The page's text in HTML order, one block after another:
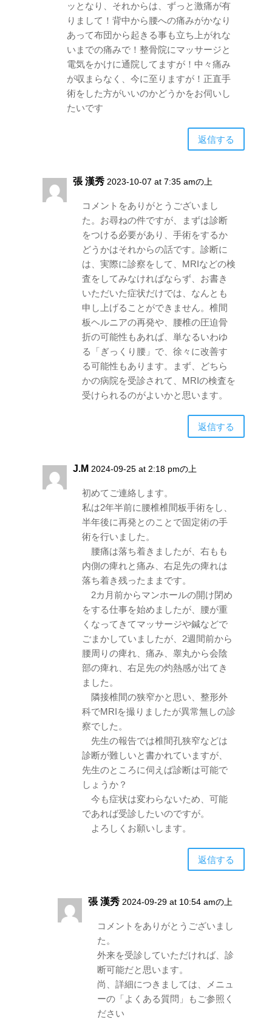
ッとなり、それからは、ずっと激痛が有
りまして！背中から腰への痛みがかなり
あって布団から起きる事も立ち上がれな
いまでの痛みで！整骨院にマッサージと
電気をかけに通院してますが！中々痛み
が収まらなく、今に至りますが！正直手
術をした方がいいのかどうかをお伺いし
たいです
返信する
張 漢秀 2023-10-07 at 7:35 amの上
コメントをありがとうございまし
た。お尋ねの件ですが、まずは診断
をつける必要があり、手術をするか
どうかはそれからの話です。診断に
は、実際に診察をして、MRIなどの検
査をしてみなければならず、お書き
いただいた症状だけでは、なんとも
申し上げることができません。椎間
板ヘルニアの再発や、腰椎の圧迫骨
折の可能性もあれば、単なるいわゆ
る「ぎっくり腰」で、徐々に改善す
る可能性もあります。まず、どちら
かの病院を受診されて、MRIの検査を
受けられるのがよいかと思います。
返信する
J.M 2024-09-25 at 2:18 pmの上
初めてご連絡します。
私は2年半前に腰椎椎間板手術をし、
半年後に再発とのことで固定術の手
術を行いました。
腰痛は落ち着きましたが、右もも
内側の痺れと痛み、右足先の痺れは
落ち着き残ったままです。
2カ月前からマンホールの開け閉め
をする仕事を始めましたが、腰が重
くなってきてマッサージや鍼などで
ごまかしていましたが、2週間前から
腰周りの痺れ、痛み、睾丸から会陰
部の痺れ、右足先の灼熱感が出てき
ました。
隣接椎間の狭窄かと思い、整形外
科でMRIを撮りましたが異常無しの診
察でした。
先生の報告では椎間孔狭窄などは
診断が難しいと書かれていますが、
先生のところに伺えば診断は可能で
しょうか？
今も症状は変わらないため、可能
であれば受診したいのですが。
よろしくお願いします。
返信する
張 漢秀 2024-09-29 at 10:54 amの上
コメントをありがとうございまし
た。
外来を受診していただければ、診
断可能だと思います。
尚、詳細につきましては、メニュ
ーの「よくある質問」もご参照く
ださい